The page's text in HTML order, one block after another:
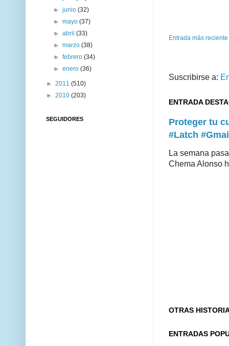
Entrada más reciente
Suscribirse a:
ENTRADA
Proteger tu
#Latch
La semana
Chema Alonso
OTRAS
ENTRADAS
►junio(32)
►mayo(37)
►abril(33)
►marzo(38)
►febrero(34)
►enero(36)
► 2011 (510)
► 2010 (203)
SEGUIDORES